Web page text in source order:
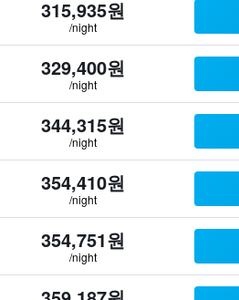
315,935원
/night
329,400원
/night
344,315원
/night
354,410원
/night
354,751원
/night